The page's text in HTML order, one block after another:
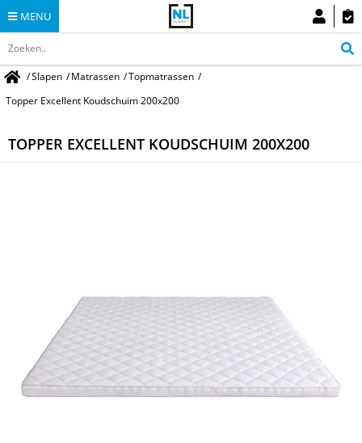
MENU
/Slapen /Matrassen /Topmatrassen /
Topper Excellent Koudschuim 200x200
TOPPER EXCELLENT KOUDSCHUIM 200X200